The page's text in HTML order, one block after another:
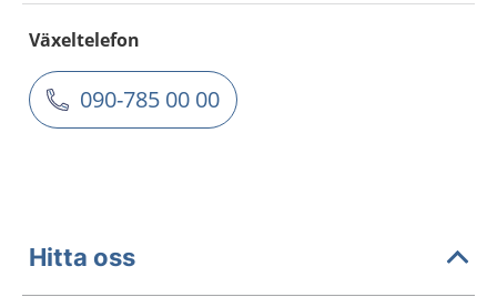
Växeltelefon
090-785 00 00
Hitta oss